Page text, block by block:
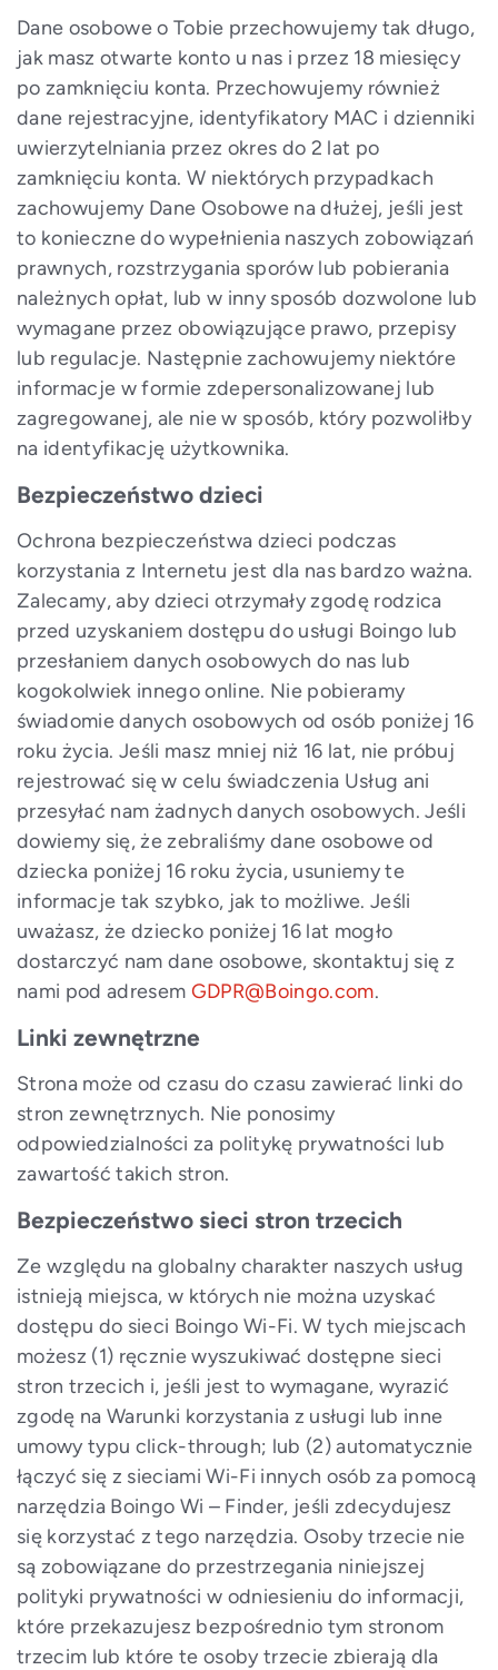
Dane osobowe o Tobie przechowujemy tak długo,
jak masz otwarte konto u nas i przez 18 miesięcy
po zamknięciu konta. Przechowujemy również
dane rejestracyjne, identyfikatory MAC i dzienniki
uwierzytelniania przez okres do 2 lat po
zamknięciu konta. W niektórych przypadkach
zachowujemy Dane Osobowe na dłużej, jeśli jest
to konieczne do wypełnienia naszych zobowiązań
prawnych, rozstrzygania sporów lub pobierania
należnych opłat, lub w inny sposób dozwolone lub
wymagane przez obowiązujące prawo, przepisy
lub regulacje. Następnie zachowujemy niektóre
informacje w formie zdepersonalizowanej lub
zagregowanej, ale nie w sposób, który pozwoliłby
na identyfikację użytkownika.
Bezpieczeństwo dzieci
Ochrona bezpieczeństwa dzieci podczas
korzystania z Internetu jest dla nas bardzo ważna.
Zalecamy, aby dzieci otrzymały zgodę rodzica
przed uzyskaniem dostępu do usługi Boingo lub
przesłaniem danych osobowych do nas lub
kogokolwiek innego online. Nie pobieramy
świadomie danych osobowych od osób poniżej 16
roku życia. Jeśli masz mniej niż 16 lat, nie próbuj
rejestrować się w celu świadczenia Usług ani
przesyłać nam żadnych danych osobowych. Jeśli
dowiemy się, że zebraliśmy dane osobowe od
dziecka poniżej 16 roku życia, usuniemy te
informacje tak szybko, jak to możliwe. Jeśli
uważasz, że dziecko poniżej 16 lat mogło
dostarczyć nam dane osobowe, skontaktuj się z
nami pod adresem GDPR@Boingo.com.
Linki zewnętrzne
Strona może od czasu do czasu zawierać linki do
stron zewnętrznych. Nie ponosimy
odpowiedzialności za politykę prywatności lub
zawartość takich stron.
Bezpieczeństwo sieci stron trzecich
Ze względu na globalny charakter naszych usług
istnieją miejsca, w których nie można uzyskać
dostępu do sieci Boingo Wi-Fi. W tych miejscach
możesz (1) ręcznie wyszukiwać dostępne sieci
stron trzecich i, jeśli jest to wymagane, wyrazić
zgodę na Warunki korzystania z usługi lub inne
umowy typu click-through; lub (2) automatycznie
łączyć się z sieciami Wi-Fi innych osób za pomocą
narzędzia Boingo Wi – Finder, jeśli zdecydujesz
się korzystać z tego narzędzia. Osoby trzecie nie
są zobowiązane do przestrzegania niniejszej
polityki prywatności w odniesieniu do informacji,
które przekazujesz bezpośrednio tym stronom
trzecim lub które te osoby trzecie zbierają dla